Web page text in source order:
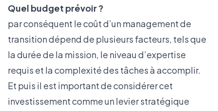
Quel budget prévoir ?
par conséquent le coût d’un management de
transition dépend de plusieurs facteurs, tels que
la durée de la mission, le niveau d’expertise
requis et la complexité des tâches à accomplir.
Et puis il est important de considérer cet
investissement comme un levier stratégique